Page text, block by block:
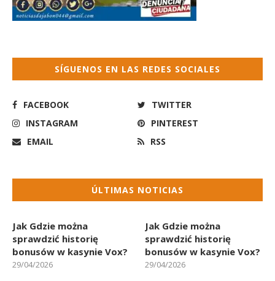
SÍGUENOS EN LAS REDES SOCIALES
FACEBOOK
TWITTER
INSTAGRAM
PINTEREST
EMAIL
RSS
ÚLTIMAS NOTICIAS
Jak Gdzie można
sprawdzić historię
bonusów w kasynie Vox?
29/04/2026
Jak Gdzie można
sprawdzić historię
bonusów w kasynie Vox?
29/04/2026